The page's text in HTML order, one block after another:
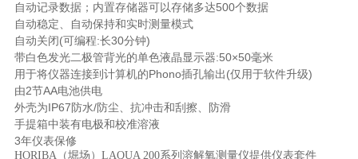
自动记录数据；内置存储器可以存储多达500个数据
自动稳定、自动保持和实时测量模式
自动关闭(可编程:长30分钟)
带白色发光二极管背光的单色液晶显示器:50×50毫米
用于将仪器连接到计算机的Phono插孔输出(仅用于软件升级)
由2节AA电池供电
外壳为IP67防水/防尘、抗冲击和刮擦、防滑
手提箱中装有电极和校准溶液
3年仪表保修
HORIBA（堀场）LAQUA 200系列溶解氧测量仪提供仪表套件